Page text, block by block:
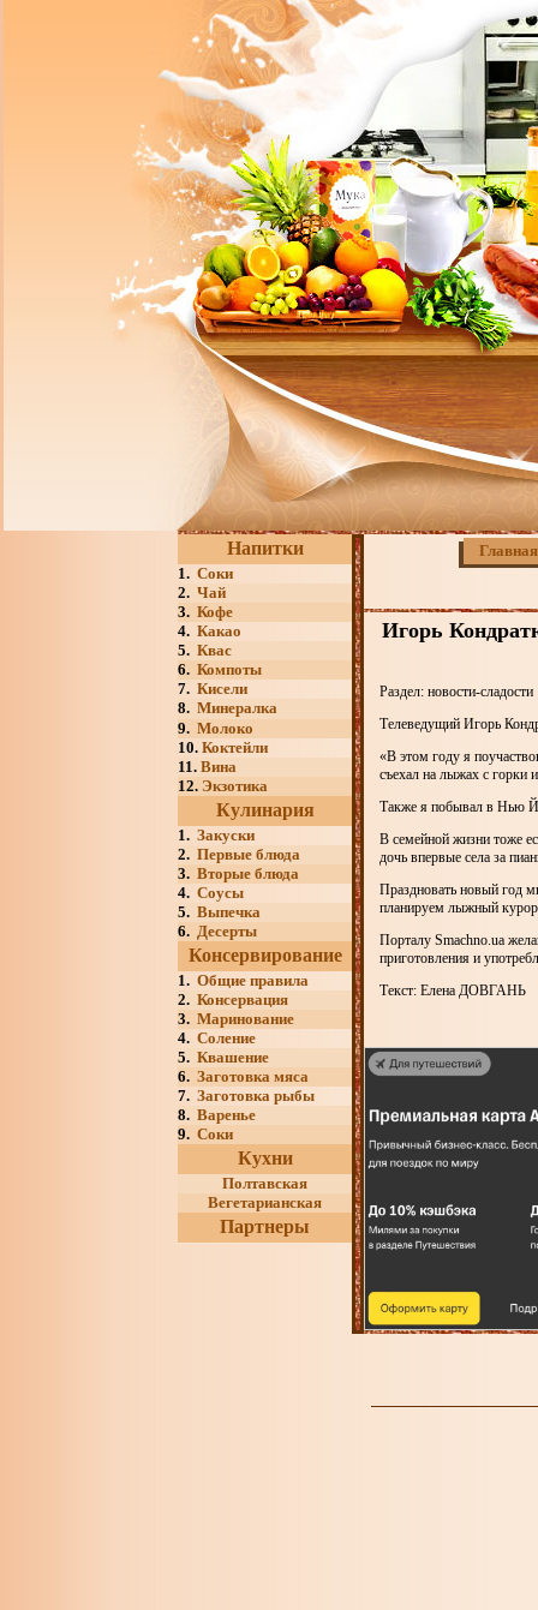
Напитки
1. Соки
2. Чай
3. Кофе
4. Какао
5. Квас
6. Компоты
7. Кисели
8. Минералка
9. Молоко
10. Коктейли
11. Вина
12. Экзотика
Кулинария
1. Закуски
2. Первые блюда
3. Вторые блюда
4. Соусы
5. Выпечка
6. Десерты
Консервирование
1. Общие правила
2. Консервация
3. Маринование
4. Соление
5. Квашение
6. Заготовка мяса
7. Заготовка рыбы
8. Варенье
9. Соки
Кухни
Полтавская
Вегетарианская
Партнеры
Главная
Игорь
Раздел: новости-сладости
Телеведущий Игорь
«В этом году я
съехал на лыжах с горки
Также я побывал в Нью
В семейной жизни тоже
дочь впервые села за
Праздновать новый год
планируем лыжный
Порталу Smachno.ua
приготовления и
Текст: Елена ДОВГАНЬ